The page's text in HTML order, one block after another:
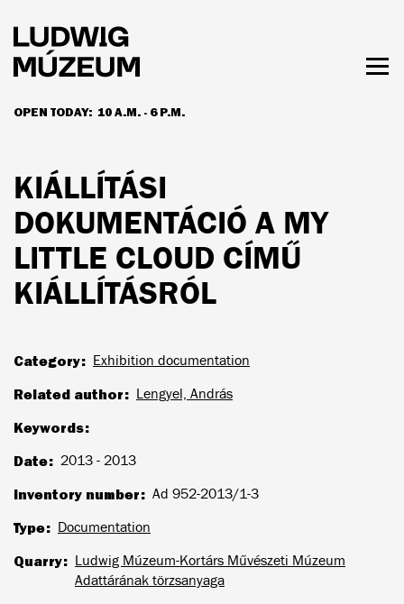
main
content
OPEN TODAY: 10 A.M. - 6 P.M.
HOURS & ADMISSION
KIÁLLÍTÁSI
DOKUMENTÁCIÓ A MY
LITTLE CLOUD CÍMŰ
KIÁLLÍTÁSRÓL
Category Exhibition documentation
Related author Lengyel, András
Keywords
Date
2013 - 2013
Inventory number Ad 952-2013/1-3
Type Documentation
Quarry
Ludwig Múzeum-Kortárs Művészeti Múzeum
Adattárának törzsanyaga